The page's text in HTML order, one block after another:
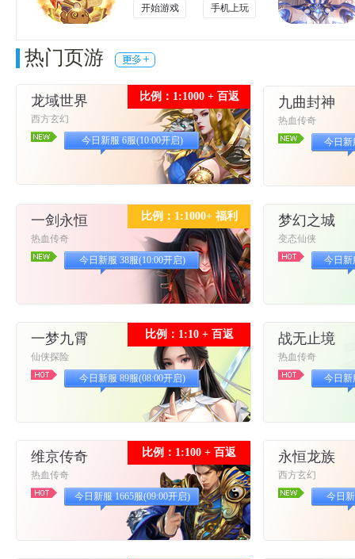
开始游戏
手机上玩
热门页游
比例：1:1000 + 百返
龙域世界
西方玄幻
今日新服 6服(10:00开启)
九曲封神
热血传奇
今日新
比例：1:1000+ 福利
一剑永恒
热血传奇
今日新服 38服(10:00开启)
梦幻之城
变态仙侠
今日新
比例：1:10 + 百返
一梦九霄
仙侠探险
今日新服 89服(08:00开启)
战无止境
热血传奇
今日新
比例：1:100 + 百返
维京传奇
热血传奇
今日新服 1665服(09:00开启)
永恒龙族
西方玄幻
今日